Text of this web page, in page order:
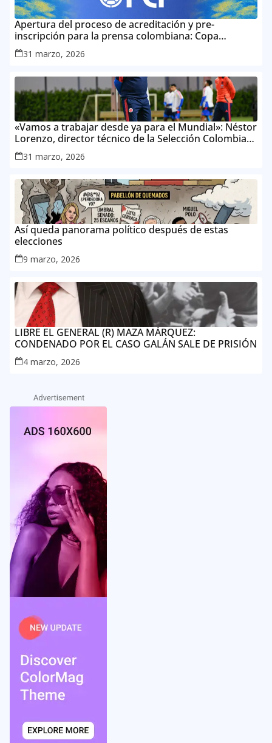
Apertura del proceso de acreditación y pre-
inscripción para la prensa colombiana: Copa
Mundial de la FIFA 2026 ™
31 marzo, 2026
«Vamos a trabajar desde ya para el Mundial»: Néstor
Lorenzo, director técnico de la Selección Colombia
Masculina de Mayores
31 marzo, 2026
Así queda panorama político después de estas
elecciones
9 marzo, 2026
LIBRE EL GENERAL (R) MAZA MÁRQUEZ:
CONDENADO POR EL CASO GALÁN SALE DE PRISIÓN
4 marzo, 2026